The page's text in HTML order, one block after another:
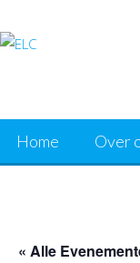
naar
Home Over
« Alle